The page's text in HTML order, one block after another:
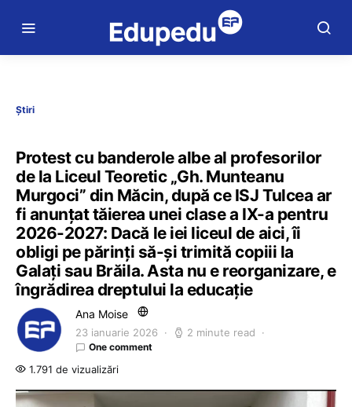
Știri
Protest cu banderole albe al profesorilor
de la Liceul Teoretic „Gh. Munteanu
Murgoci” din Măcin, după ce ISJ Tulcea ar
fi anunțat tăierea unei clase a IX-a pentru
2026-2027: Dacă le iei liceul de aici, îi
obligi pe părinți să-și trimită copiii la
Galați sau Brăila. Asta nu e reorganizare, e
îngrădirea dreptului la educație
Ana Moise
23 ianuarie 2026 2 minute read
One comment
1.791 de vizualizări